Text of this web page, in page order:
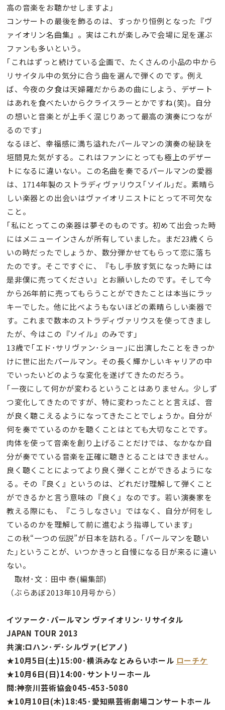
高の音楽をお聴かせしますよ｣
コンサートの最後を飾るのは、すっかり恒例となった『ヴ
ァイオリン名曲集』。実はこれが楽しみで会場に足を運ぶ
ファンも多いという。
｢これはずっと続けている企画で、たくさんの小品の中から
リサイタル中の気分に合う曲を選んで弾くのです。例え
ば、今夜の夕食は天婦羅だからあの曲にしよう、デザート
はあれを食べたいからクライスラーとかですね(笑)。自分
の想いと音楽とが上手く混じりあって最高の演奏につなが
るのです｣
なるほど、幸福感に満ち溢れたパールマンの演奏の秘訣を
垣間見た気がする。これはファンにとっても極上のデザー
トになるに違いない。この名曲を奏でるパールマンの愛器
は、1714年製のストラディヴァリウス｢ソイル｣だ。素晴ら
しい楽器との出会いはヴァイオリニストにとって不可欠な
こと。
｢私にとってこの楽器は夢そのものです。初めて出会った時
にはメニューインさんが所有していました。まだ23歳くら
いの時だったでしょうか、数分弾かせてもらって恋に落ち
たのです。そこですぐに、『もし手放す気になった時には
是非僕に売ってください』とお願いしたのです。そして今
から26年前に売ってもらうことができたことは本当にラッ
キーでした。他に比べようもないほどの素晴らしい楽器で
す。これまで数本のストラディヴァリウスを使ってきまし
たが、今はこの『ソイル』のみです｣
13歳で｢エド･サリヴァン･ショー｣に出演したことをきっか
けに世に出たパールマン。その長く輝かしいキャリアの中
でいったいどのような変化を遂げてきたのだろう。
｢一夜にして何かが変わるということはありません。少しず
つ変化してきたのですが、特に変わったことと言えば、音
が良く聴こえるようになってきたことでしょうか。自分が
何を奏でているのかを聴くことはとても大切なことです。
肉体を使って音楽を創り上げることだけでは、なかなか自
分が奏でている音楽を正確に聴きとることはできません。
良く聴くことによってより良く弾くことができるようにな
る。その『良く』というのは、どれだけ理解して弾くこと
ができるかと言う意味の『良く』なのです。若い演奏家を
教える際にも、『こうしなさい』ではなく、自分が何をし
ているのかを理解して前に進むよう指導しています｣
この秋“一つの伝説”が日本を訪れる。｢パールマンを聴い
た｣ということが、いつかきっと自慢になる日が来るに違い
ない。
取材･文：田中 泰(編集部)
（ぶらあぼ2013年10月号から）
イツァーク･パールマン ヴァイオリン･リサイタル
JAPAN TOUR 2013
共演:ロハン･デ･シルヴァ(ピアノ)
★10月5日(土)15:00･横浜みなとみらいホール ローチケ
★10月6日(日)14:00･サントリーホール
問:神奈川芸術協会045-453-5080
★10月10日(木)18:45･愛知県芸術劇場コンサートホール